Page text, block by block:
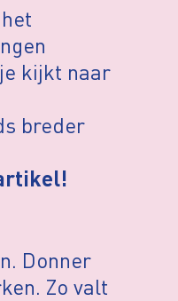
kijkt naar
breder
Donner
Zo valt